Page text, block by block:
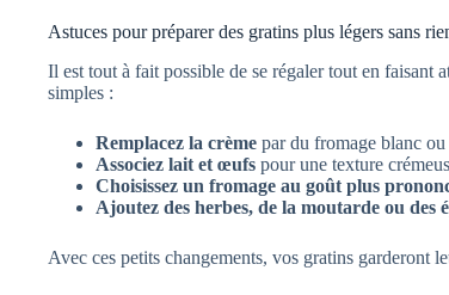
Astuces pour préparer des gratins plus légers sans
Il est tout à fait possible de se régaler tout en faisant
simples :
Remplacez la crème par du fromage blanc
Associez lait et œufs pour une texture
Choisissez un fromage au goût plus
Ajoutez des herbes, de la moutarde ou des
Avec ces petits changements, vos gratins garderont